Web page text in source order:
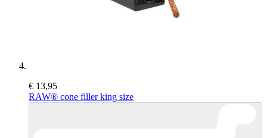
€ 13,95
RAW® cone filler king size